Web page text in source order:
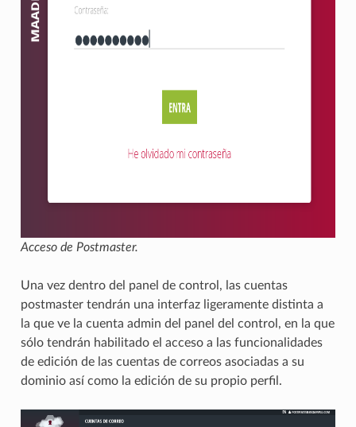
Acceso de Postmaster.
Una vez dentro del panel de control, las cuentas
postmaster tendrán una interfaz ligeramente distinta a
la que ve la cuenta admin del panel del control, en la que
sólo tendrán habilitado el acceso a las funcionalidades
de edición de las cuentas de correos asociadas a su
dominio así como la edición de su propio perfil.